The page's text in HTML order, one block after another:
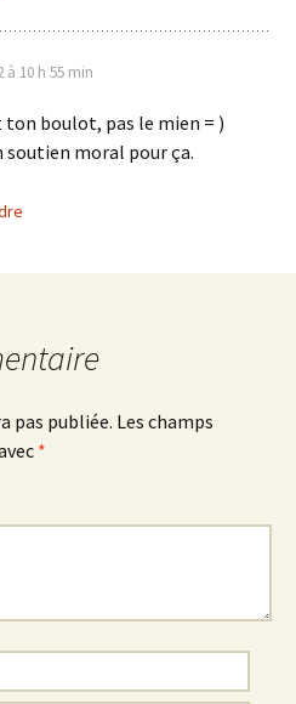
à 10 h 55 min
ton boulot, pas le mien = )
soutien moral pour ça.
pas publiée. Les champs
*